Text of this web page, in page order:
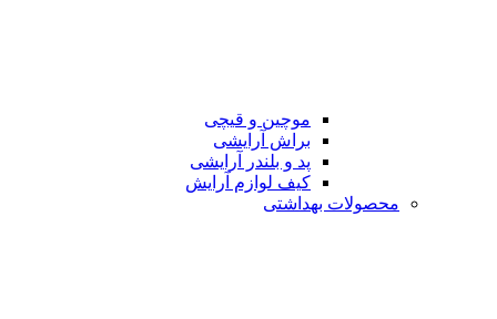
موچین و قیچی
براش آرایشی
پد و بلندر آرایشی
کیف لوازم آرایش
محصولات بهداشتی